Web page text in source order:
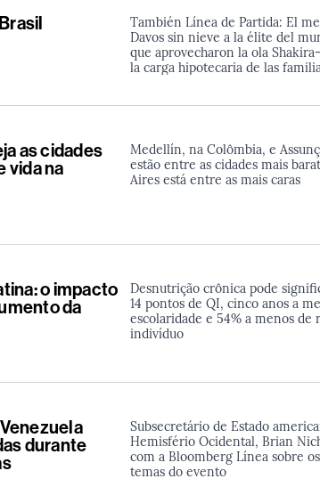
También Línea de Partida: El
Davos sin nieve a la élite del
que aprovecharon la ola
la carga hipotecaria de las
as cidades
vida na
Medellín, na Colômbia, e
estão entre as cidades mais
Aires está entre as mais caras
o impacto
da
Desnutrição crônica pode
14 pontos de QI, cinco anos a
escolaridade e 54% a menos de
indivíduo
durante
Subsecretário de Estado
Hemisfério Ocidental, Brian
com a Bloomberg Línea sobre
temas do evento